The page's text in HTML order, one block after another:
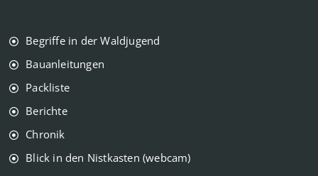
Begriffe in der Waldjugend
Bauanleitungen
Packliste
Berichte
Chronik
Blick in den Nistkasten (webcam)